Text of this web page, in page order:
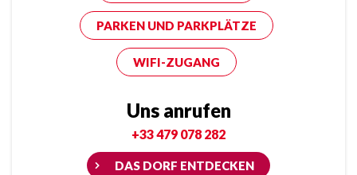
PARKEN UND PARKPLÄTZE
WIFI-ZUGANG
Uns anrufen
+33 479 078 282
DAS DORF ENTDECKEN